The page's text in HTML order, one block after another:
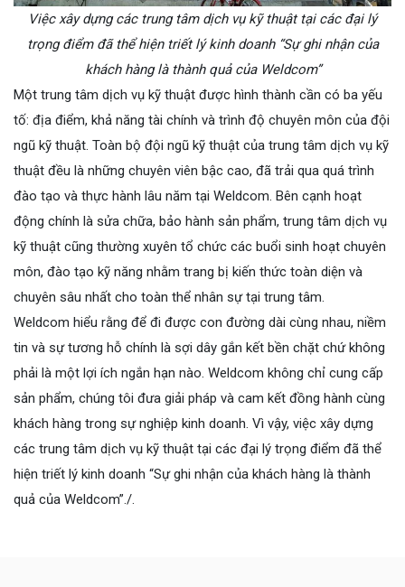
Việc xây dựng các trung tâm dịch vụ kỹ thuật tại các đại lý
trọng điểm đã thể hiện triết lý kinh doanh “Sự ghi nhận của
khách hàng là thành quả của Weldcom”
Một trung tâm dịch vụ kỹ thuật được hình thành cần có ba yếu
tố: địa điểm, khả năng tài chính và trình độ chuyên môn của đội
ngũ kỹ thuật. Toàn bộ đội ngũ kỹ thuật của trung tâm dịch vụ kỹ
thuật đều là những chuyên viên bậc cao, đã trải qua quá trình
đào tạo và thực hành lâu năm tại Weldcom. Bên cạnh hoạt
động chính là sửa chữa, bảo hành sản phẩm, trung tâm dịch vụ
kỹ thuật cũng thường xuyên tổ chức các buổi sinh hoạt chuyên
môn, đào tạo kỹ năng nhằm trang bị kiến thức toàn diện và
chuyên sâu nhất cho toàn thể nhân sự tại trung tâm.
Weldcom hiểu rằng để đi được con đường dài cùng nhau, niềm
tin và sự tương hỗ chính là sợi dây gắn kết bền chặt chứ không
phải là một lợi ích ngắn hạn nào. Weldcom không chỉ cung cấp
sản phẩm, chúng tôi đưa giải pháp và cam kết đồng hành cùng
khách hàng trong sự nghiệp kinh doanh. Vì vậy, việc xây dựng
các trung tâm dịch vụ kỹ thuật tại các đại lý trọng điểm đã thể
hiện triết lý kinh doanh “Sự ghi nhận của khách hàng là thành
quả của Weldcom”./.